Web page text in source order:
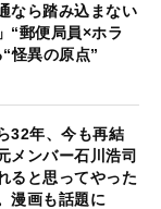
なら踏み込まない
“郵便局員×ホラ
怪異の原点”
32年、今も再結
メンバー石川浩司
ると思ってやった
漫画も話題に